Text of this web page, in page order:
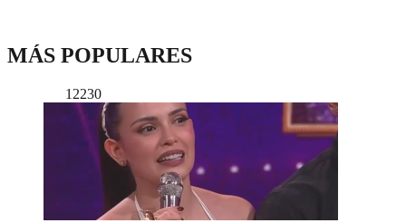
MÁS POPULARES
12230